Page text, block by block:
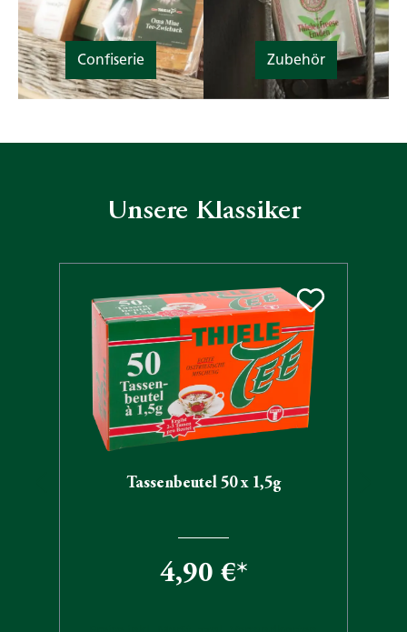
Confiserie Zubehör
Unsere Klassiker
Tassenbeutel 50 x 1,5g
4,90 €*